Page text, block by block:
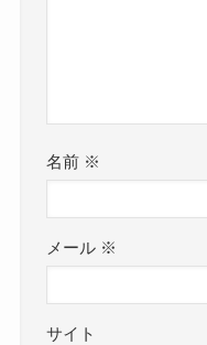
名前 ※
メール ※
サイト